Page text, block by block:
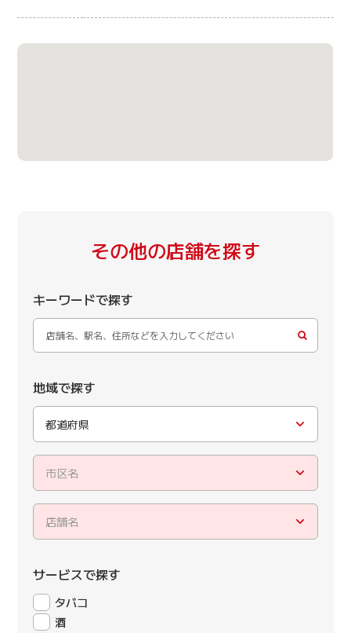
その他の店舗を探す
キーワードで探す
地域で探す
都道府県
市区名
店舗名
サービスで探す
タバコ
酒